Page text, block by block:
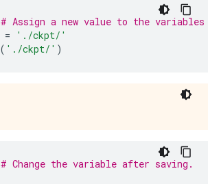
# Assign a new value to the variables
=
'./ckpt/'
( './ckpt/' )
# Change the variable after saving.